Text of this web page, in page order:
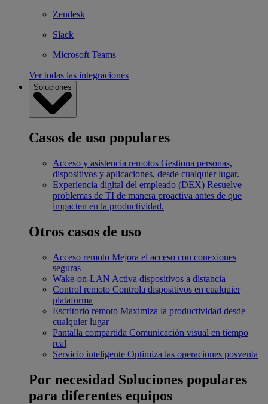
Zendesk
Slack
Microsoft Teams
Ver todas las integraciones
Soluciones
Casos de uso populares
Acceso y asistencia remotos Gestiona personas,
dispositivos y aplicaciones, desde cualquier lugar.
Experiencia digital del empleado (DEX) Resuelve
problemas de TI de manera proactiva antes de que
impacten en la productividad.
Otros casos de uso
Acceso remoto Mejora el acceso con conexiones
seguras
Wake-on-LAN Activa dispositivos a distancia
Control remoto Controla dispositivos en cualquier
plataforma
Escritorio remoto Maximiza la productividad desde
cualquier lugar
Pantalla compartida Comunicación visual en tiempo
real
Servicio inteligente Optimiza las operaciones posventa
Por necesidad Soluciones populares
para diferentes equipos